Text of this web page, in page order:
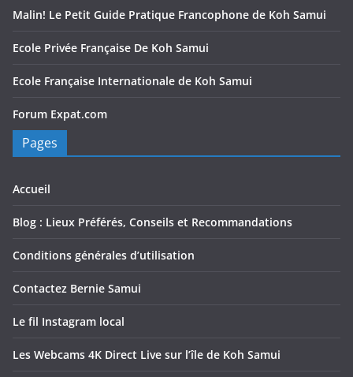
Malin! Le Petit Guide Pratique Francophone de Koh Samui
Ecole Privée Française De Koh Samui
Ecole Française Internationale de Koh Samui
Forum Expat.com
Pages
Accueil
Blog : Lieux Préférés, Conseils et Recommandations
Conditions générales d’utilisation
Contactez Bernie Samui
Le fil Instagram local
Les Webcams 4K Direct Live sur l’île de Koh Samui